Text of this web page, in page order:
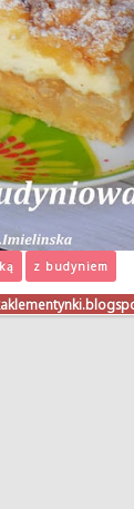
z budyniem